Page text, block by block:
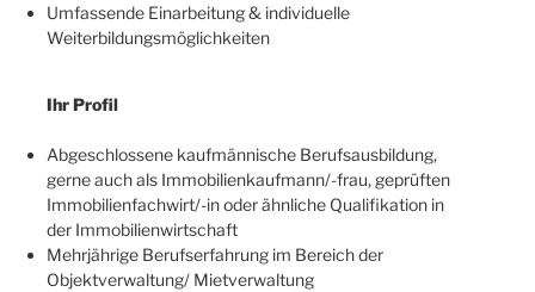
Umfassende Einarbeitung & individuelle
Weiterbildungsmöglichkeiten
Ihr Profil
Abgeschlossene kaufmännische Berufsausbildung,
gerne auch als Immobilienkaufmann/-frau, geprüften
Immobilienfachwirt/-in oder ähnliche Qualifikation in
der Immobilienwirtschaft
Mehrjährige Berufserfahrung im Bereich der
Objektverwaltung/ Mietverwaltung